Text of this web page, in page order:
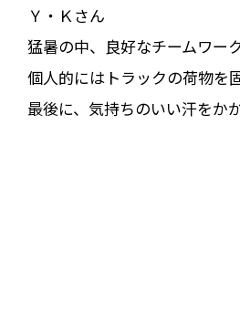
Ｙ・Ｋさん
猛暑の中、良好なチームワー
個人的にはトラックの荷物を
最後に、気持ちのいい汗をか